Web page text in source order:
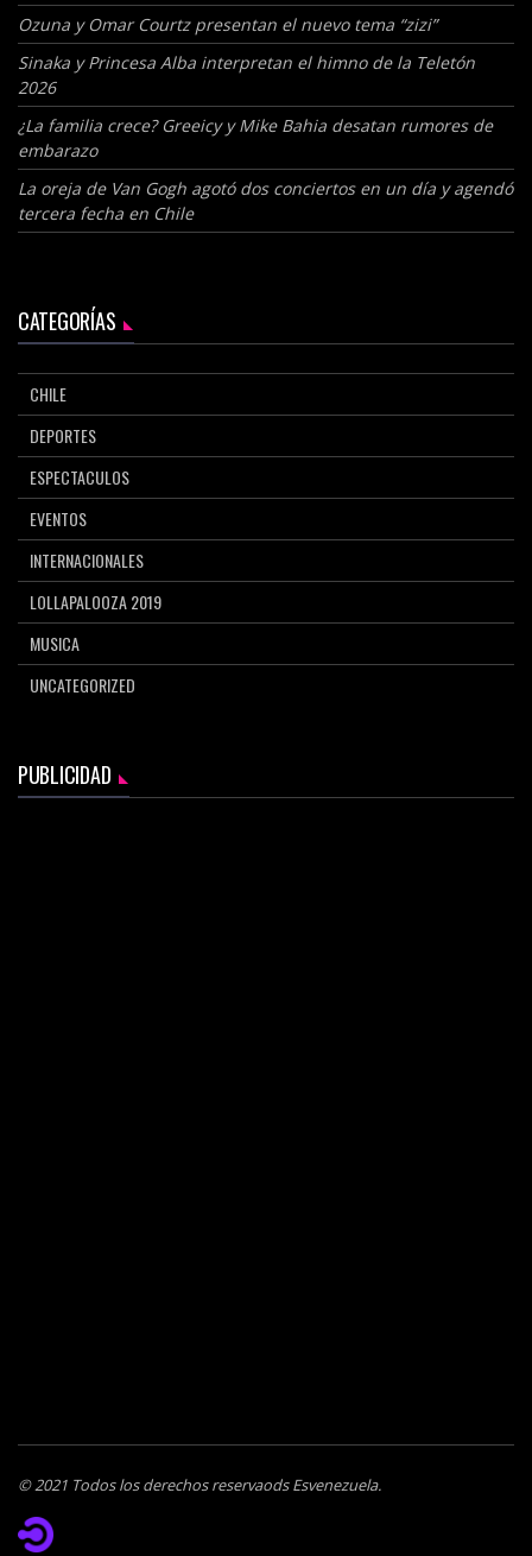
Ozuna y Omar Courtz presentan el nuevo tema “zizi”
Sinaka y Princesa Alba interpretan el himno de la Teletón
2026
¿La familia crece? Greeicy y Mike Bahia desatan rumores de
embarazo
La oreja de Van Gogh agotó dos conciertos en un día y agendó
tercera fecha en Chile
CATEGORÍAS
CHILE
DEPORTES
ESPECTACULOS
EVENTOS
INTERNACIONALES
LOLLAPALOOZA 2019
MUSICA
UNCATEGORIZED
PUBLICIDAD
© 2021 Todos los derechos reservaods Esvenezuela.